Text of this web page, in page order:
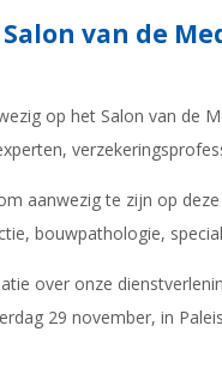
van de
op het Salon van de
aanwezig te zijn op
bouwpathologie,
over onze
29 november, in